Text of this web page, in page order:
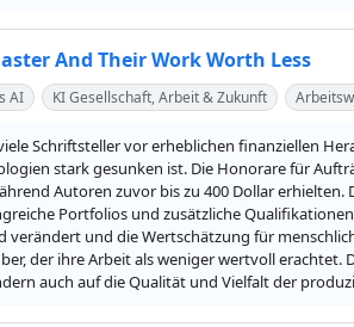
And Their Work Worth Less
AI KI Gesellschaft, Arbeit & Zukunft
Schriftsteller vor erheblichen finanziellen
stark gesunken ist. Die Honorare für
Autoren zuvor bis zu 400 Dollar
Portfolios und zusätzliche
verändert und die Wertschätzung für
der ihre Arbeit als weniger wertvoll
auch auf die Qualität und Vielfalt der